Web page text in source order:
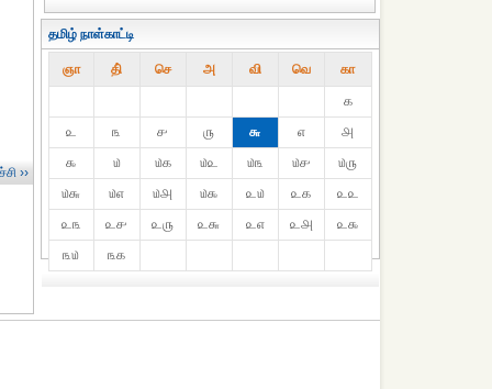
››
தமிழ் நாள்காட்டி
ஞா தி் செ அ வி வெ கா
௧
௨
௩ ௪ ௫ ௬ ௭
௮
௯
௰ ௰௧ ௰௨ ௰௩ ௰௪
௰௫
௰௬
௰௭ ௰௮ ௰௯ ௨௰ ௨௧
௨௨
௨௩
௨௪ ௨௫ ௨௬ ௨௭ ௨௮
௨௯
௩௰
௩௧